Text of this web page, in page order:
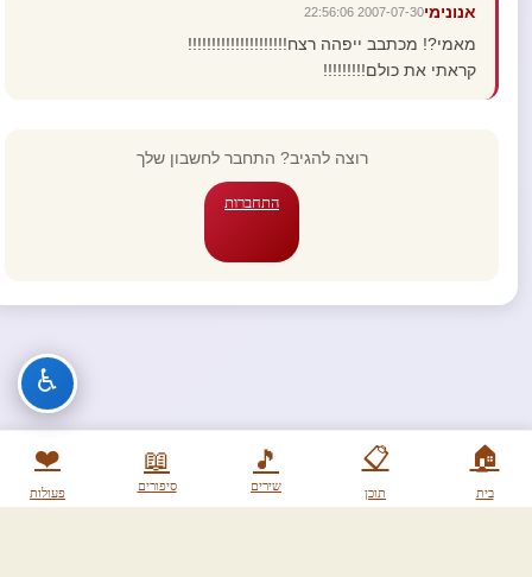
🏠
בית
📋
תוכן
🎵
שירים
📖
סיפורים
❤️
פעולות
אנונימי2007-07-30 22:56:06
מאמי?! מכתבב ייפהה רצח!!!!!!!!!!!!!!!!!!!!!
קראתי את כולם!!!!!!!!!
רוצה להגיב? התחבר לחשבון שלך
התחברות
♿